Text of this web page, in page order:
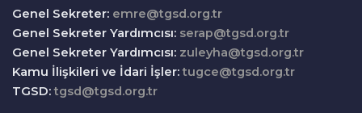
Genel Sekreter: emre@tgsd.org.tr
Genel Sekreter Yardımcısı: serap@tgsd.org.tr
Genel Sekreter Yardımcısı: zuleyha@tgsd.org.tr
Kamu İlişkileri ve İdari İşler:tugce@tgsd.org.tr
TGSD:tgsd@tgsd.org.tr